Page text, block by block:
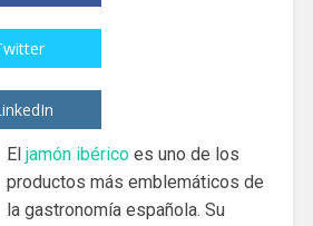
El jamón ibéricoes uno de los
productos más emblemáticos de
la gastronomía española. Su